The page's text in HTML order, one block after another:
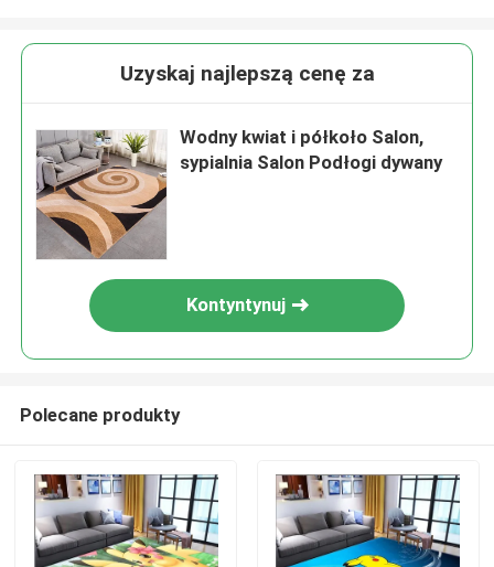
Uzyskaj najlepszą cenę za
Wodny kwiat i półkoło Salon,
sypialnia Salon Podłogi dywany
Kontyntynuj
Polecane produkty